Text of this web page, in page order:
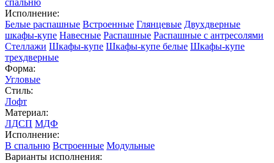
спальню
Исполнение:
Белые распашные Встроенные Глянцевые Двухдверные
шкафы-купе Навесные Распашные Распашные с антресолями
Стеллажи Шкафы-купе Шкафы-купе белые Шкафы-купе
трехдверные
Форма:
Угловые
Стиль:
Лофт
Материал:
ЛДСП МДФ
Исполнение:
В спальню Встроенные Модульные
Варианты исполнения: